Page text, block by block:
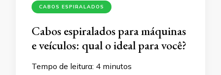
CABOS ESPIRALADOS
Cabos espiralados para máquinas
e veículos: qual o ideal para você?
Tempo de leitura: 4 minutos